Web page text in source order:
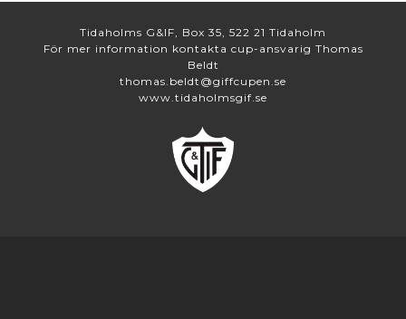
Tidaholms G&IF, Box 35, 522 21 Tidaholm
För mer information kontakta cup-ansvarig Thomas
Beldt
thomas.beldt@giffcupen.se
www.tidaholmsgif.se